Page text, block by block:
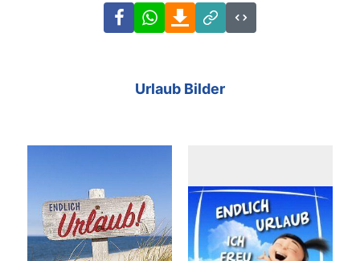
FacebookWhatsAppDownload
Link
Code
Urlaub Bilder